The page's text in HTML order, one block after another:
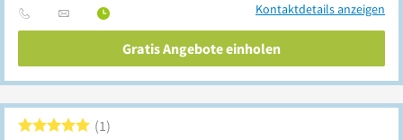
Kontaktdetails anzeigen
Gratis Angebote einholen
1